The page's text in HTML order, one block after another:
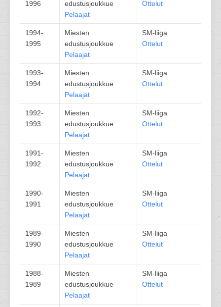
1996
edustusjoukkue
Pelaajat
Ottelut
1994-
1995
Miesten
edustusjoukkue
Pelaajat
SM-liiga
Ottelut
1993-
1994
Miesten
edustusjoukkue
Pelaajat
SM-liiga
Ottelut
1992-
1993
Miesten
edustusjoukkue
Pelaajat
SM-liiga
Ottelut
1991-
1992
Miesten
edustusjoukkue
Pelaajat
SM-liiga
Ottelut
1990-
1991
Miesten
edustusjoukkue
Pelaajat
SM-liiga
Ottelut
1989-
1990
Miesten
edustusjoukkue
Pelaajat
SM-liiga
Ottelut
1988-
1989
Miesten
edustusjoukkue
Pelaajat
SM-liiga
Ottelut